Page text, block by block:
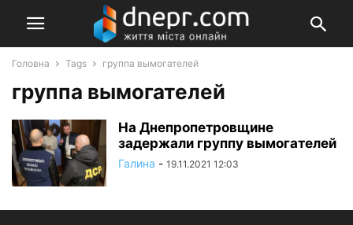
Головна Tags группа вымогателей
группа вымогателей
На Днепропетровщине
задержали группу вымогателей
Галина - 19.11.2021 12:03